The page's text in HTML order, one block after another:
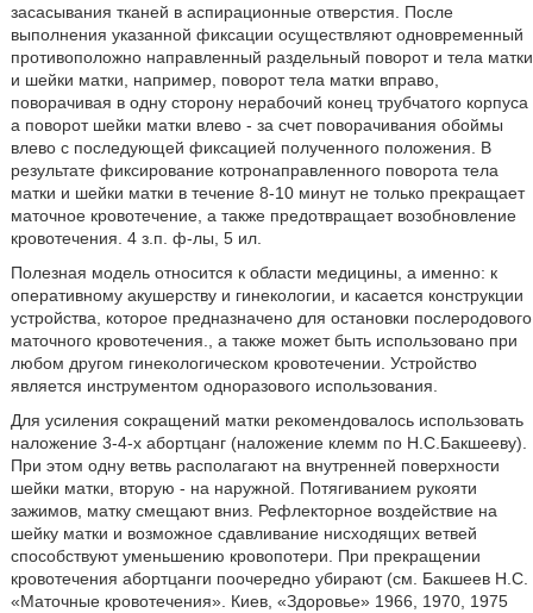
засасывания тканей в аспирационные отверстия. После
выполнения указанной фиксации осуществляют одновременный
противоположно направленный раздельный поворот и тела матки
и шейки матки, например, поворот тела матки вправо,
поворачивая в одну сторону нерабочий конец трубчатого корпуса
а поворот шейки матки влево - за счет поворачивания обоймы
влево с последующей фиксацией полученного положения. В
результате фиксирование котронаправленного поворота тела
матки и шейки матки в течение 8-10 минут не только прекращает
маточное кровотечение, а также предотвращает возобновление
кровотечения. 4 з.п. ф-лы, 5 ил.
Полезная модель относится к области медицины, а именно: к
оперативному акушерству и гинекологии, и касается конструкции
устройства, которое предназначено для остановки послеродового
маточного кровотечения., а также может быть использовано при
любом другом гинекологическом кровотечении. Устройство
является инструментом одноразового использования.
Для усиления сокращений матки рекомендовалось использовать
наложение 3-4-х абортцанг (наложение клемм по Н.С.Бакшееву).
При этом одну ветвь располагают на внутренней поверхности
шейки матки, вторую - на наружной. Потягиванием рукояти
зажимов, матку смещают вниз. Рефлекторное воздействие на
шейку матки и возможное сдавливание нисходящих ветвей
способствуют уменьшению кровопотери. При прекращении
кровотечения абортцанги поочередно убирают (см. Бакшеев Н.С.
«Маточные кровотечения». Киев, «Здоровье» 1966, 1970, 1975